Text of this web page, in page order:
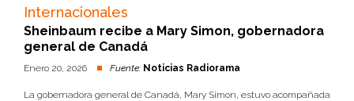
Internacionales
Sheinbaum recibe a Mary Simon, gobernadora
general de Canadá
Enero 20, 2026 Fuente: Noticias Radiorama
La gobernadora general de Canadá, Mary Simon, estuvo acompañada